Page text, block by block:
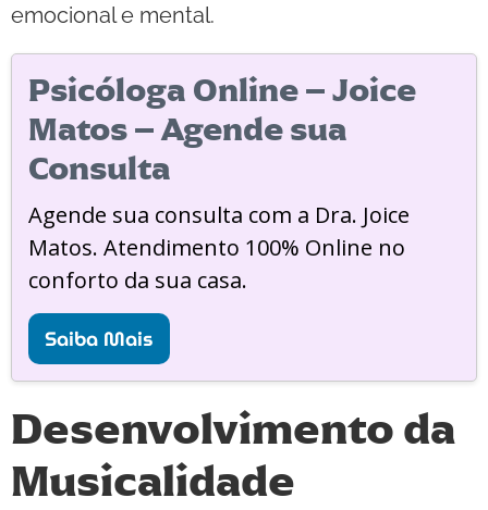
emocional e mental.
Psicóloga Online – Joice
Matos – Agende sua
Consulta
Agende sua consulta com a Dra. Joice
Matos. Atendimento 100% Online no
conforto da sua casa.
Saiba Mais
Desenvolvimento da
Musicalidade